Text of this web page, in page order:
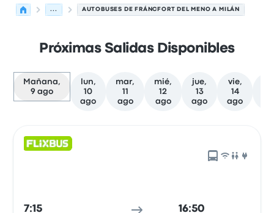
... AUTOBUSES DE FRÁNCFORT DEL MENO A MILÁN
Próximas Salidas Disponibles
Mañana,
9 ago
lun,
10
ago
mar,
11
ago
mié,
12
ago
jue,
13
ago
vie,
14
ago
7:15 16:50